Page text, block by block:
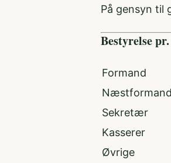
På gensyn til
Bestyrelse
Formand
Næstformand
Sekretær
Kasserer
Øvrige